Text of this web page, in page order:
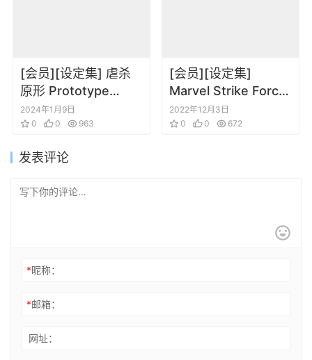
[会员][设定集] 虐杀
原形 Prototype
PRima Official Game
Guide
2024年1月9日
0
0 963
[会员][设定集]
Marvel Strike Force
The Art Of The
Game
2022年12月3日
0
0 672
发表评论
*昵称：
*邮箱：
网址：